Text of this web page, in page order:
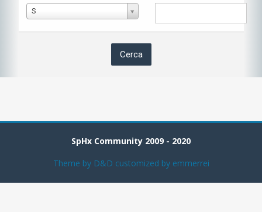
S
Nome
utente
SpHx Community 2009 - 2020
Theme by D&D customized by emmerrei